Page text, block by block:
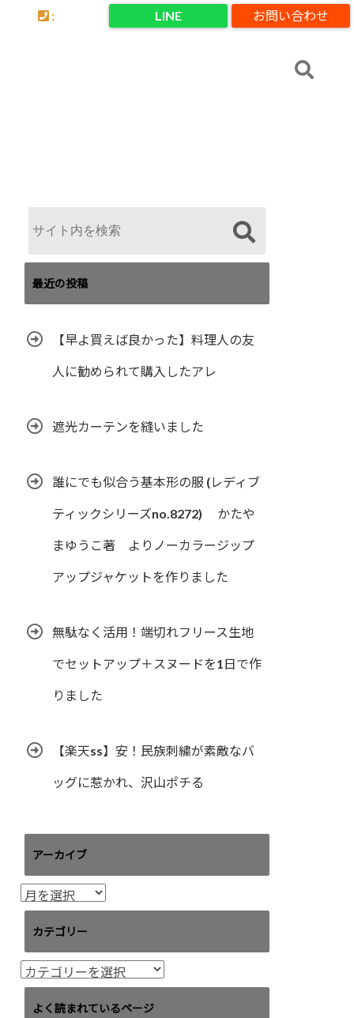
お問い合わせ
LINE
:
最近の投稿
【早よ買えば良かった】料理人の友
人に勧められて購入したアレ
遮光カーテンを縫いました
誰にでも似合う基本形の服 (レディブ
ティックシリーズno.8272) かたや
まゆうこ著 よりノーカラージップ
アップジャケットを作りました
無駄なく活用！端切れフリース生地
でセットアップ＋スヌードを1日で作
りました
【楽天ss】安！民族刺繍が素敵なバ
ッグに惹かれ、沢山ポチる
アーカイブ
ア
ー
イ
ブ
カテゴリー
カ
テ
よく読まれているページ